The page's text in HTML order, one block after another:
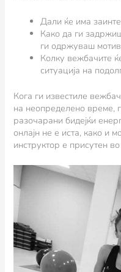
Дали ќе има
Како да ги
ги одржуваш
Колку вежбачите
ситуација на
Кога ги известиле
на неопределено време,
разочарани бидејќи
онлајн не е иста, како и
инструктор е присутен